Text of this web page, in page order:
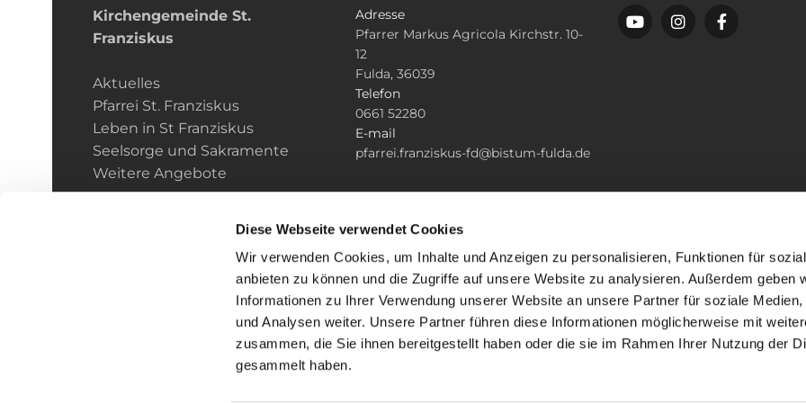
Diese Webseite verwendet Cookies
Wir verwenden Cookies, um Inhalte und Anzeigen zu personalisieren, Funktionen für
anbieten zu können und die Zugriffe auf unsere Website zu analysieren. Außerdem geben
Informationen zu Ihrer Verwendung unserer Website an unsere Partner für soziale Medien,
und Analysen weiter. Unsere Partner führen diese Informationen möglicherweise mit
zusammen, die Sie ihnen bereitgestellt haben oder die sie im Rahmen Ihrer Nutzung der
gesammelt haben.
Kirchengemeinde­­ St.
Franziskus
Aktuelles
Pfarrei St. Franziskus
Leben in St Franziskus
Seelsorge und Sakramente
Weitere Angebote
Adresse
Pfarrer Markus Agricola Kirchstr. 10-
12
Fulda, 36039
Telefon
0661 52280
E-mail
pfarrei.franziskus-fd@bistum-fulda.de
Impressum Datenschutzerklärung ChurchDesk-